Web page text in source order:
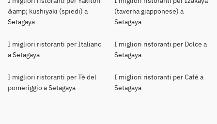
&amp; kushiyaki (spiedi) a
Setagaya
(taverna giapponese) a
Setagaya
I migliori ristoranti per Italiano
a Setagaya
I migliori ristoranti per Dolce a
Setagaya
I migliori ristoranti per Tè del
pomeriggio a Setagaya
I migliori ristoranti per Café a
Setagaya